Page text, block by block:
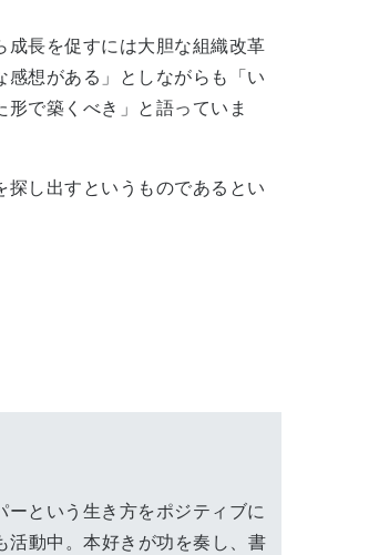
長を促すには大胆な組織改革
想がある」としながらも「い
で築くべき」と語っていま
し出すというものであるとい
という生き方をポジティブに
活動中。本好きが功を奏し、書